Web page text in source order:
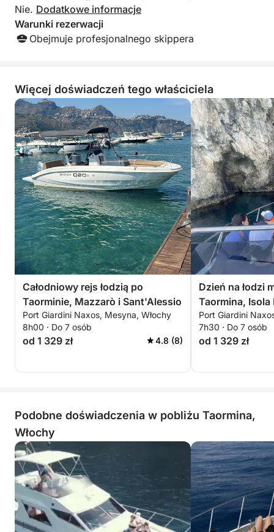
Nie. Dodatkowe informacje
Warunki rezerwacji
Obejmuje profesjonalnego skippera
Więcej doświadczeń tego właściciela
Całodniowy rejs łodzią po
Taorminie, Mazzarò i Sant'Alessio
Port Giardini Naxos, Mesyna, Włochy
8h00 · Do 7 osób
od 1 329 zł 4.8 (8)
Dzień na łodzi
Taormina, Isola
Sant'Alessio
Port Giardini
7h30 · Do 7 osób
od 1 329 zł
Podobne doświadczenia w pobliżu Taormina,
Włochy